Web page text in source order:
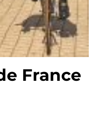
France